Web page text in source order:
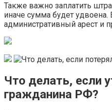
Также важно заплатить
иначе сумма будет удвоена.
административный арест и
Что делать, если
гражданина РФ?